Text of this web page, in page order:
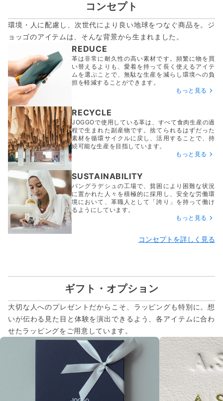
コンセプト
環境・人に配慮し、次世代により良い地球をつなぐ商品を。ジ
ョッゴのアイテムは、 そんな背景から生まれました。
REDUCE
革は非常に耐久性の高い素材です。頻繁に物を買
い替えるよりも、愛着を持って長く使えるアイテ
ムを選ぶことで、無駄な生産を減らし環境への負
担を軽減することができます。
もっと見る
RECYCLE
JOGGOで使用している革は、すべて食肉生産の過
程で生まれた副産物です。捨てられるはずだった
素材を循環サイクルに戻し、活用することで、持
続可能な生産を目指しています。
もっと見る
SUSTAINABILITY
バングラデシュの工場で、貧困により困難な状況
に置かれた人々を積極的に採用し、安全な労働環
境において、革職人として「誇り」を持って働け
るようにしています。
もっと見る
コンセプトを詳しく見る
ギフト・オプション
大切な人へのプレゼントだからこそ、ラッピングも特別に。想
いが伝わる見た目と体験を演出できるよう、各アイテムに合わ
せたラッピングをご用意しています。